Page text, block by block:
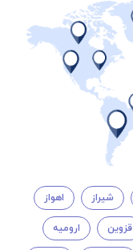
شیراز اهواز
قزوین ارومیه